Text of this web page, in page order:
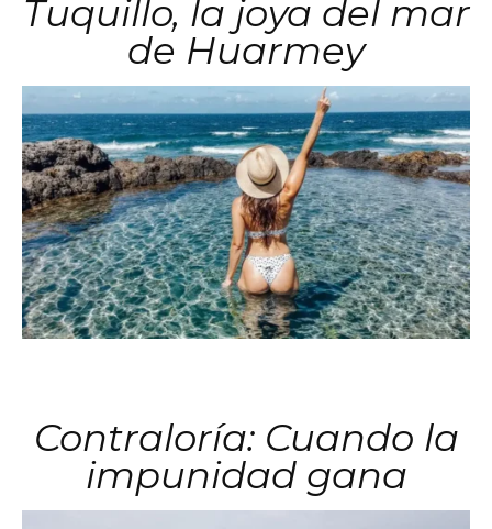
Tuquillo, la joya del mar
de Huarmey
Contraloría: Cuando la
impunidad gana